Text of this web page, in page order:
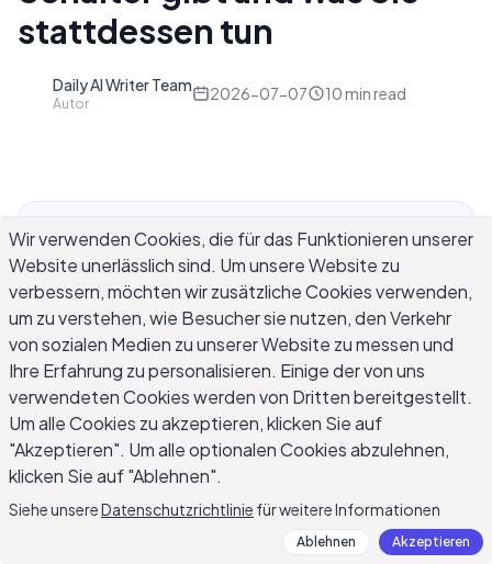
stattdessen tun
Daily AI Writer Team
Autor
2026-07-07 10 min read
Wenn Sie nach einer automatischen
Abwesenheitsnotiz in Apple Mail suchen, gehen
Sie wahrscheinlich davon aus, dass die Mail-App
eine Einstellung wie Gmails Urlaubsantwort
irgendwo in den Voreinstellungen hat. Das ist
nicht der Fall. Apple Mail auf Mac, iPhone und iPad
hat keinen universellen Schalter für automatische
Antworten, und was passiert, wenn Sie
versuchen, einen einzurichten, hängt ganz davon
ab, welchen E-Mail-Account Sie der App
hinzugefügt haben. Ein iCloud-Mail-Konto erhält
eine echte Option auf dem Server über
Wir verwenden Cookies, die für das Funktionieren unserer
Website unerlässlich sind. Um unsere Website zu
verbessern, möchten wir zusätzliche Cookies verwenden,
um zu verstehen, wie Besucher sie nutzen, den Verkehr
von sozialen Medien zu unserer Website zu messen und
Ihre Erfahrung zu personalisieren. Einige der von uns
verwendeten Cookies werden von Dritten bereitgestellt.
Um alle Cookies zu akzeptieren, klicken Sie auf
"Akzeptieren". Um alle optionalen Cookies abzulehnen,
klicken Sie auf "Ablehnen".
Siehe unsereDatenschutzrichtlinie für weitere Informationen
Ablehnen Akzeptieren